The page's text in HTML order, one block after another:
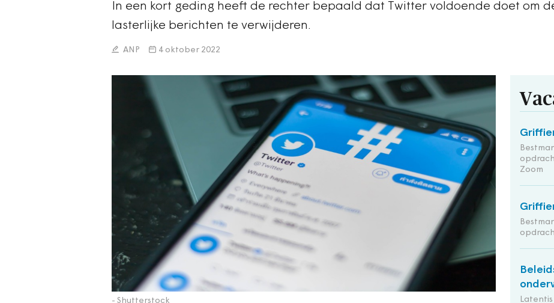
In een kort geding heeft de rechter bepaald dat Twitter voldoende doet om
lasterlijke berichten te verwijderen.
ANP 4 oktober 2022
- Shutterstock
Zoom